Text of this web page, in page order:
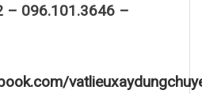
096.101.3646 –